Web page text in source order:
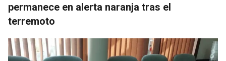
permanece en alerta naranja tras el
terremoto